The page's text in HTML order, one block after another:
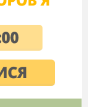
звичайно
гір,